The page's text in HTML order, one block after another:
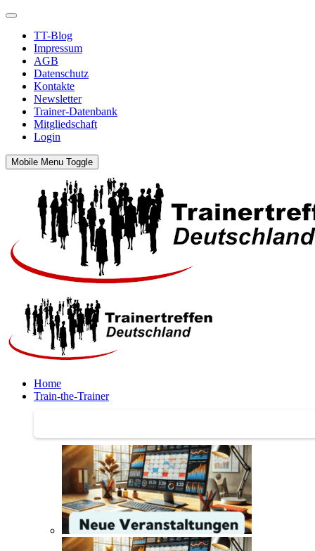
TT-Blog
Impressum
AGB
Datenschutz
Kontakte
Newsletter
Trainer-Datenbank
Mitgliedschaft
Login
Mobile Menu Toggle
Home
Train-the-Trainer